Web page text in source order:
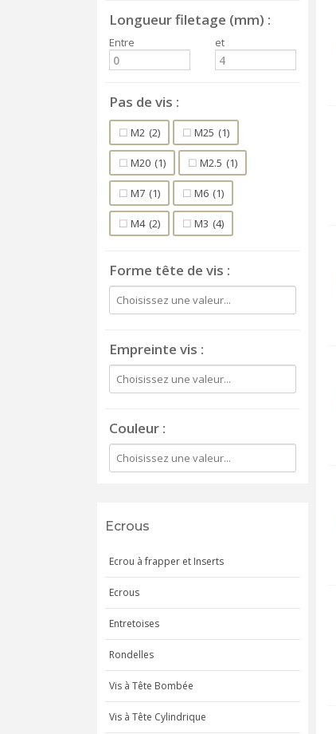
Longueur filetage (mm)
Entre et
Pas de vis
M2 (2) M25 (1)
M20 (1) M2.5 (1)
M7 (1) M6 (1)
M4 (2) M3 (4)
Forme tête de vis
Empreinte vis
Couleur
Ecrous
Ecrou à frapper et Inserts
Ecrous
Entretoises
Rondelles
Vis à Tête Bombée
Vis à Tête Cylindrique